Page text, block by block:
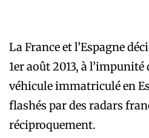
La France et l’Espagne
1er août 2013, à
véhicule immatriculé en
flashés par des radars
réciproquement.